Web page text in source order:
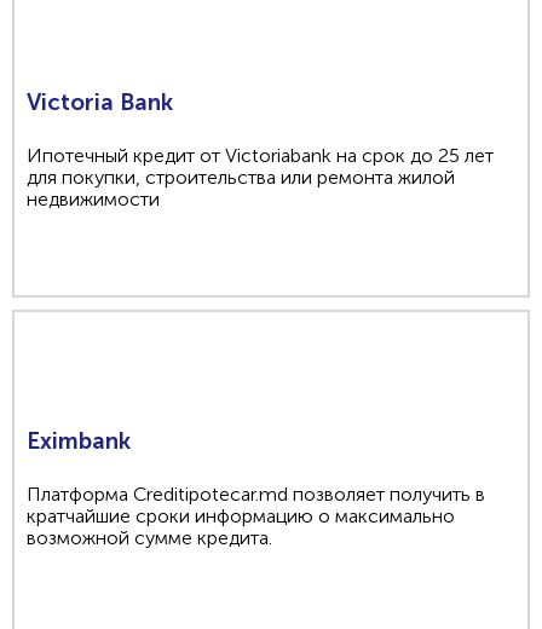
Victoria Bank
Ипотечный кредит от Victoriabank на срок до 25 лет
для покупки, строительства или ремонта жилой
недвижимости
Eximbank
Платформа Creditipotecar.md позволяет получить в
кратчайшие сроки информацию о максимально
возможной сумме кредита.